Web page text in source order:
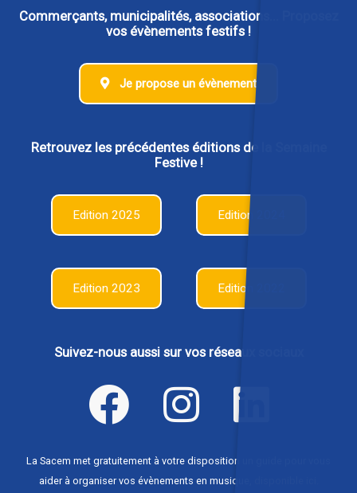
Commerçants, municipalités, associations... Proposez
vos évènements festifs !
Je propose un évènement
Retrouvez les précédentes éditions de la Semaine
Festive !
Edition 2025 Edition 2024
Edition 2023 Edition 2022
Suivez-nous aussi sur vos réseaux sociaux
La Sacem met gratuitement à votre disposition un guide pour vous
aider à organiser vos évènements en musique,